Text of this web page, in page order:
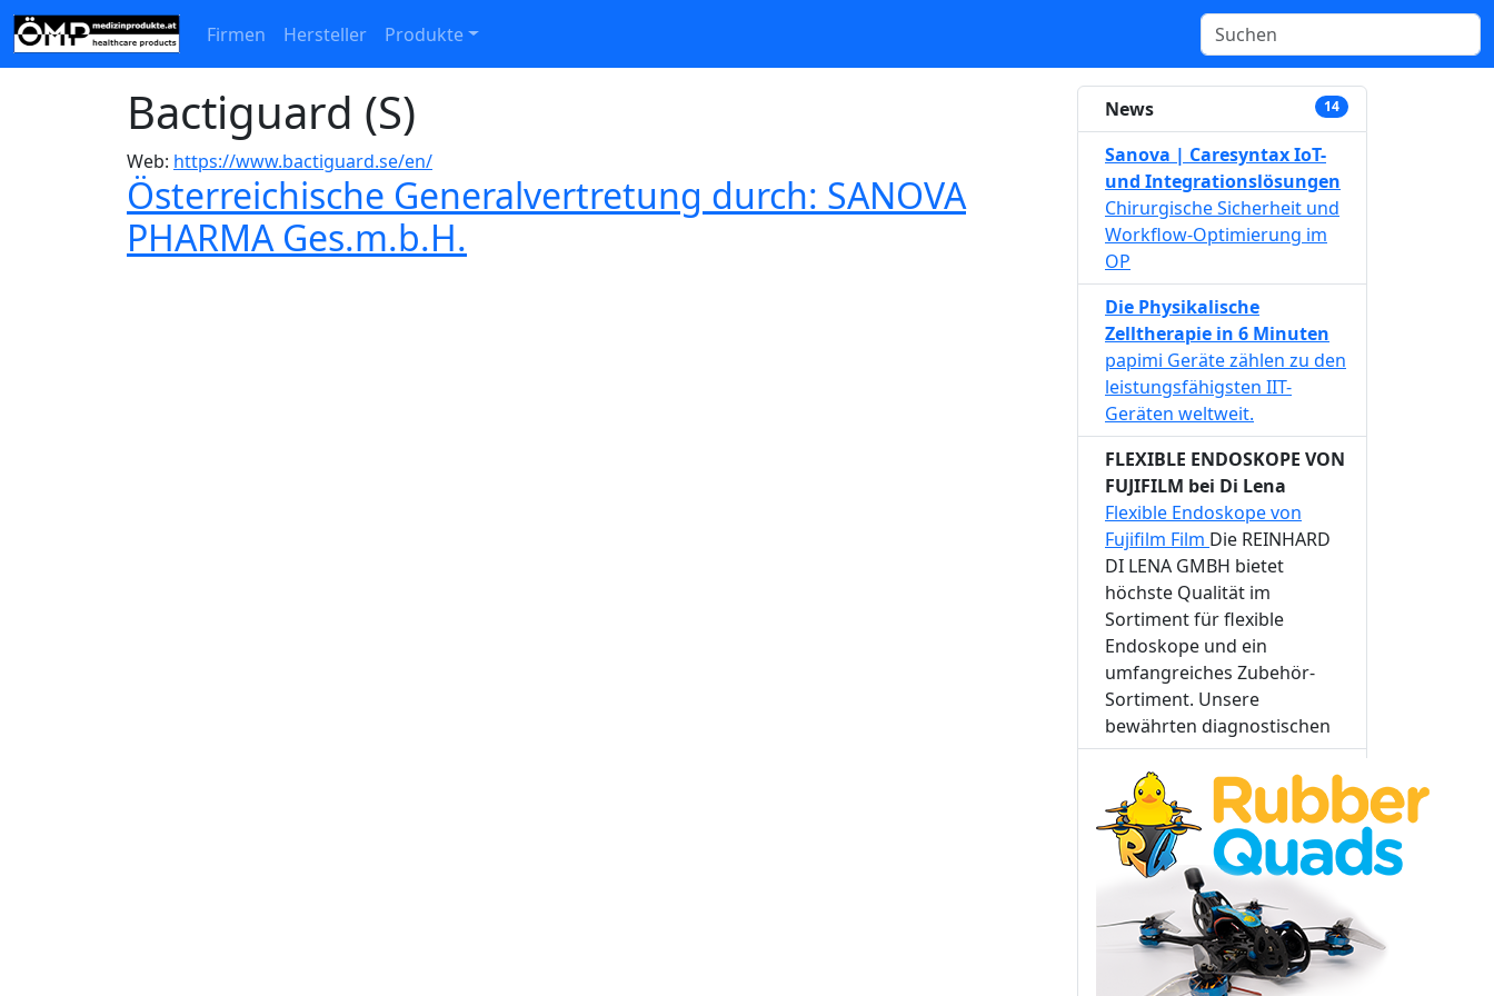
Firmen Hersteller Produkte
Bactiguard (S)
Web: https://www.bactiguard.se/en/
Österreichische Generalvertretung durch: SANOVA
PHARMA Ges.m.b.H.
News 14
Sanova | Caresyntax IoT-
und Integrationslösungen
Chirurgische Sicherheit und
Workflow-Optimierung im
OP
Die Physikalische
Zelltherapie in 6 Minuten
papimi Geräte zählen zu den
leistungsfähigsten IIT-
Geräten weltweit.
FLEXIBLE ENDOSKOPE VON
FUJIFILM bei Di Lena
Flexible Endoskope von
Fujifilm Film Die REINHARD
DI LENA GMBH bietet
höchste Qualität im
Sortiment für flexible
Endoskope und ein
umfangreiches Zubehör-
Sortiment. Unsere
bewährten diagnostischen